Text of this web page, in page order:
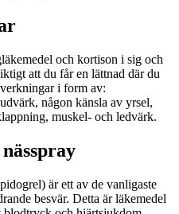
och kortison i sig och
att du får en lättnad där du
i form av:
någon känsla av yrsel,
muskel- och ledvärk.
är ett av de vanligaste
besvär. Detta är läkemedel